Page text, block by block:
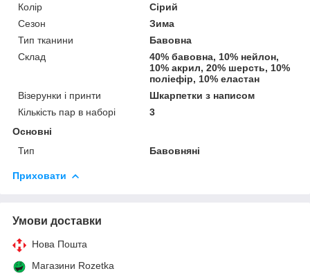
Колір
Сірий
Сезон
Зима
Тип тканини
Бавовна
Склад
40% бавовна, 10% нейлон,
10% акрил, 20% шерсть, 10%
поліефір, 10% еластан
Візерунки і принти
Шкарпетки з написом
Кількість пар в наборі
3
Основні
Тип
Бавовняні
Приховати
Умови доставки
Нова Пошта
Магазини Rozetka